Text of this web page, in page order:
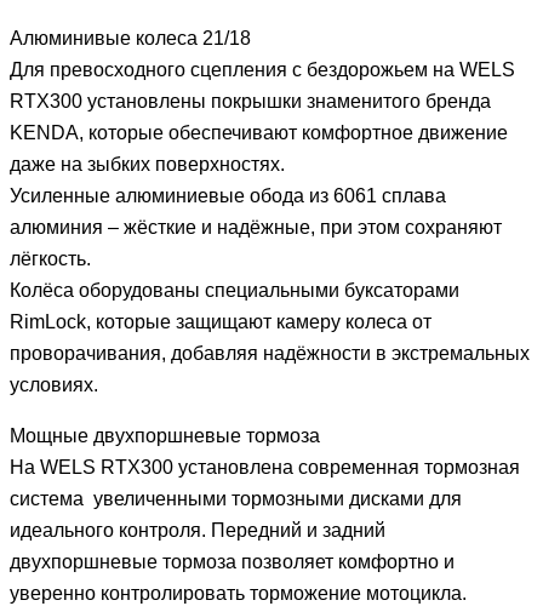
Алюминивые колеса 21/18
Для превосходного сцепления с бездорожьем на WELS
RTX300 установлены покрышки знаменитого бренда
KENDA, которые обеспечивают комфортное движение
даже на зыбких поверхностях.
Усиленные алюминиевые обода из 6061 сплава
алюминия – жёсткие и надёжные, при этом сохраняют
лёгкость.
Колёса оборудованы специальными буксаторами
RimLock, которые защищают камеру колеса от
проворачивания, добавляя надёжности в экстремальных
условиях.
Мощные двухпоршневые тормоза
На WELS RTX300 установлена современная тормозная
система увеличенными тормозными дисками для
идеального контроля. Передний и задний
двухпоршневые тормоза позволяет комфортно и
уверенно контролировать торможение мотоцикла.